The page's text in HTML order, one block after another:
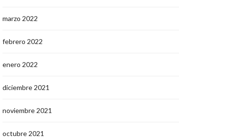
marzo 2022
febrero 2022
enero 2022
diciembre 2021
noviembre 2021
octubre 2021